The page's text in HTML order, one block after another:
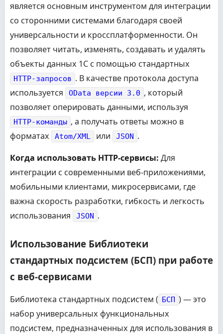
является основным инструментом для интеграции
со сторонними системами благодаря своей
универсальности и кроссплатформенности. Он
позволяет читать, изменять, создавать и удалять
объекты данных 1С с помощью стандартных
HTTP-запросов . В качестве протокола доступа
используется
OData версии 3.0 , который
позволяет оперировать данными, используя
HTTP-команды , а получать ответы можно в
форматах
Atom/XML или JSON .
Когда использовать HTTP-сервисы: Для
интеграции с современными веб-приложениями,
мобильными клиентами, микросервисами, где
важна скорость разработки, гибкость и легкость
использования
JSON .
Использование Библиотеки
стандартных подсистем (БСП) при работе
с веб-сервисами
Библиотека стандартных подсистем ( БСП ) — это
набор универсальных функциональных
подсистем, предназначенных для использования в